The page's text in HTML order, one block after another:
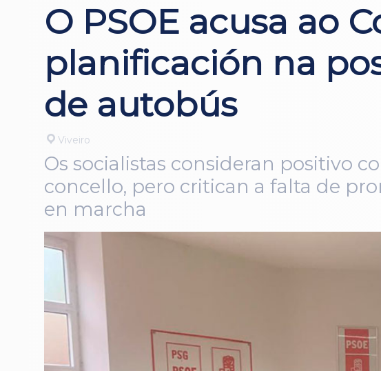
O PSOE acusa ao
planificación na
de autobús
Viveiro
Os socialistas consideran positivo
concello, pero critican a falta de
en marcha